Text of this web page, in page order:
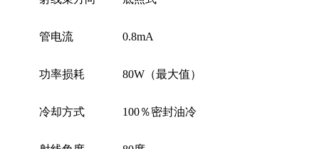
管电流 0.8mA
功率损耗 80W（最大值）
冷却方式 100％密封油冷